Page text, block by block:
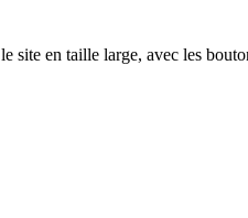
site en taille large, avec les